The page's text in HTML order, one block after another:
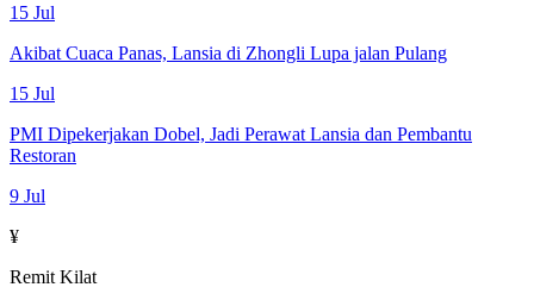
15 Jul
Akibat Cuaca Panas, Lansia di Zhongli Lupa jalan Pulang
15 Jul
PMI Dipekerjakan Dobel, Jadi Perawat Lansia dan Pembantu
Restoran
9 Jul
¥
Remit Kilat